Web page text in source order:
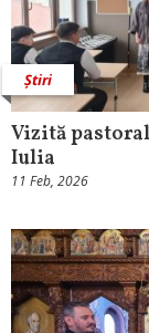
Știri
Vizită
Iulia
11 Feb, 2026